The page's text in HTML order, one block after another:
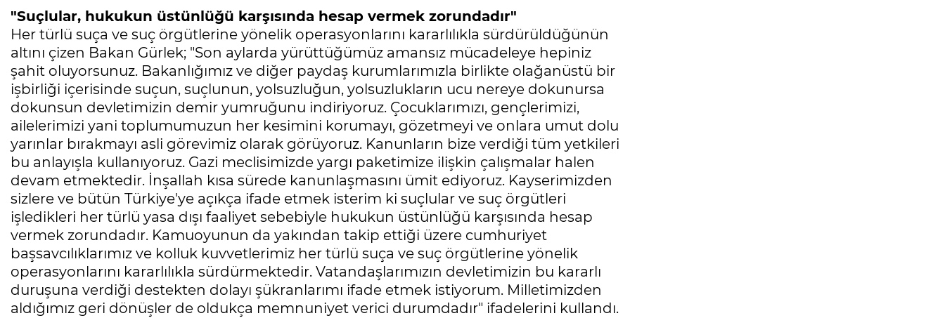
"Suçlular, hukukun üstünlüğü karşısında hesap vermek zorundadır"
Her türlü suça ve suç örgütlerine yönelik operasyonlarını kararlılıkla sürdürüldüğünün
altını çizen Bakan Gürlek; "Son aylarda yürüttüğümüz amansız mücadeleye hepiniz
şahit oluyorsunuz. Bakanlığımız ve diğer paydaş kurumlarımızla birlikte olağanüstü bir
işbirliği içerisinde suçun, suçlunun, yolsuzluğun, yolsuzlukların ucu nereye dokunursa
dokunsun devletimizin demir yumruğunu indiriyoruz. Çocuklarımızı, gençlerimizi,
ailelerimizi yani toplumumuzun her kesimini korumayı, gözetmeyi ve onlara umut dolu
yarınlar bırakmayı asli görevimiz olarak görüyoruz. Kanunların bize verdiği tüm yetkileri
bu anlayışla kullanıyoruz. Gazi meclisimizde yargı paketimize ilişkin çalışmalar halen
devam etmektedir. İnşallah kısa sürede kanunlaşmasını ümit ediyoruz. Kayserimizden
sizlere ve bütün Türkiye'ye açıkça ifade etmek isterim ki suçlular ve suç örgütleri
işledikleri her türlü yasa dışı faaliyet sebebiyle hukukun üstünlüğü karşısında hesap
vermek zorundadır. Kamuoyunun da yakından takip ettiği üzere cumhuriyet
başsavcılıklarımız ve kolluk kuvvetlerimiz her türlü suça ve suç örgütlerine yönelik
operasyonlarını kararlılıkla sürdürmektedir. Vatandaşlarımızın devletimizin bu kararlı
duruşuna verdiği destekten dolayı şükranlarımı ifade etmek istiyorum. Milletimizden
aldığımız geri dönüşler de oldukça memnuniyet verici durumdadır" ifadelerini kullandı.